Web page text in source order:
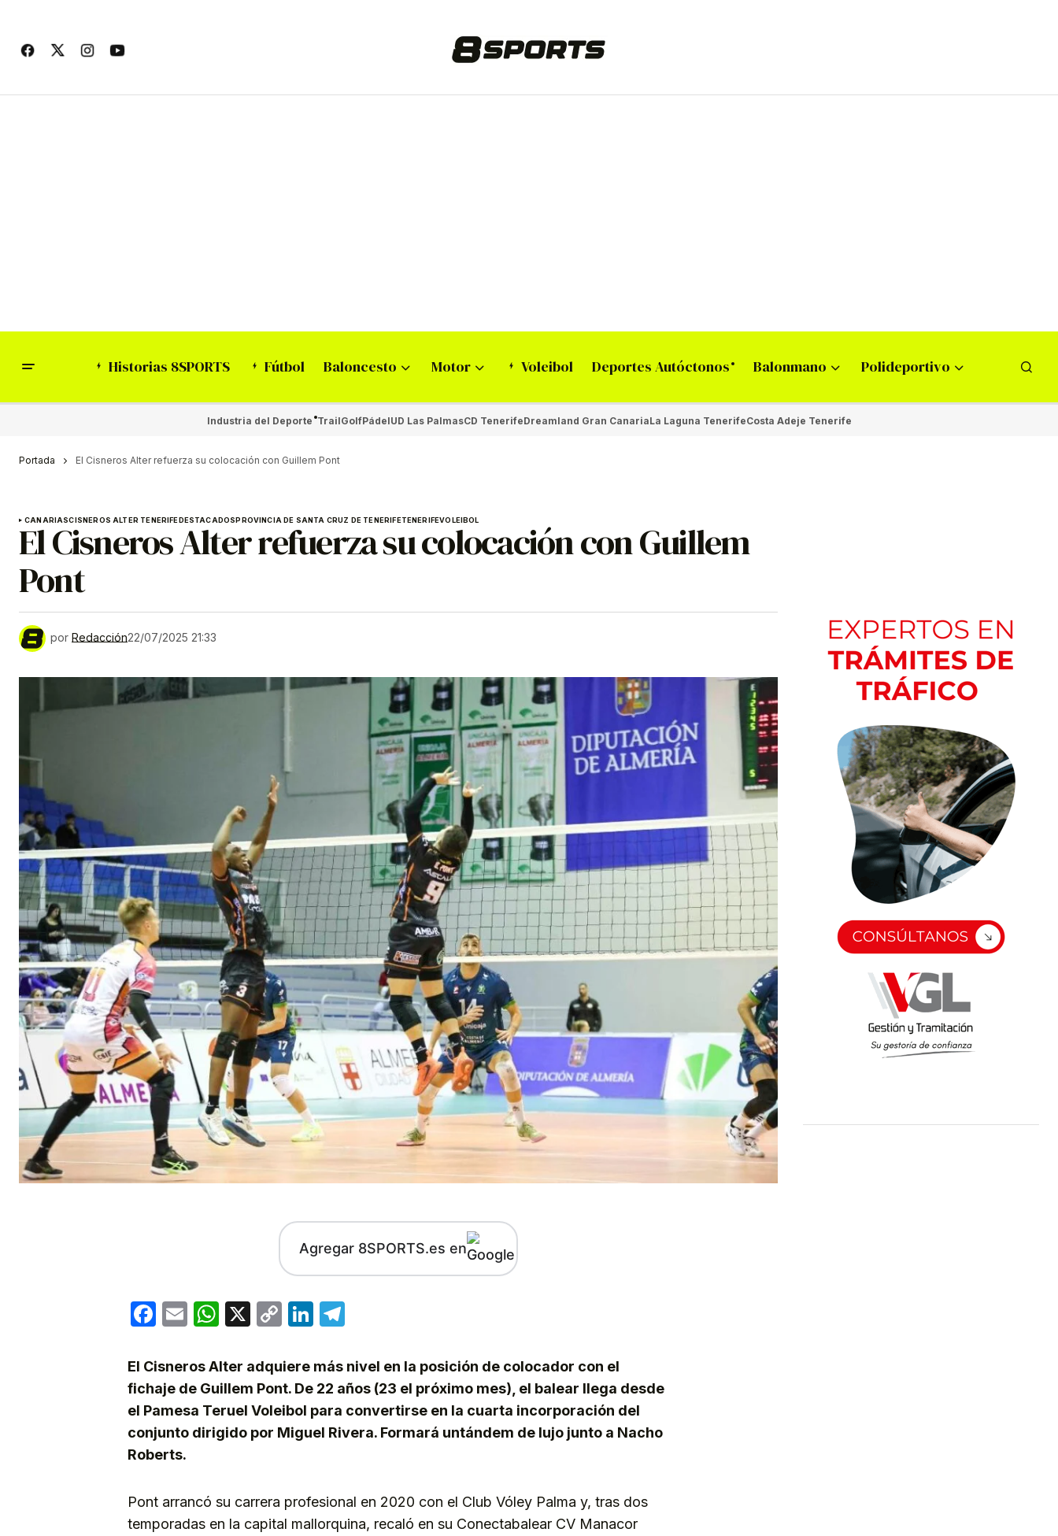
Historias 8SPORTS Fútbol Baloncesto Motor Voleibol Deportes Autóctonos Balonmano Polideportivo
Industria del Deporte TrailGolfPádelUD Las PalmasCD TenerifeDreamland Gran CanariaLa Laguna TenerifeCosta Adeje Tenerife
Portada El Cisneros Alter refuerza su colocación con Guillem Pont
CANARIASCISNEROS ALTER TENERIFEDESTACADOSPROVINCIA DE SANTA CRUZ DE TENERIFETENERIFEVOLEIBOL
El Cisneros Alter refuerza su colocación con Guillem
Pont
por Redacción22/07/2025 21:33
Agregar 8SPORTS.es en
Facebook
EmailWhatsApp
X
CopyLinkedIn
El Cisneros Alter adquiere más nivel en la posición de colocador con el
fichaje de Guillem Pont. De 22 años (23 el próximo mes), el balear llega desde
el Pamesa Teruel Voleibol para convertirse en la cuarta incorporación del
conjunto dirigido por Miguel Rivera. Formará untándem de lujo junto a Nacho
Roberts.
Pont arrancó su carrera profesional en 2020 con el Club Vóley Palma y, tras dos
temporadas en la capital mallorquina, recaló en su Conectabalear CV Manacor